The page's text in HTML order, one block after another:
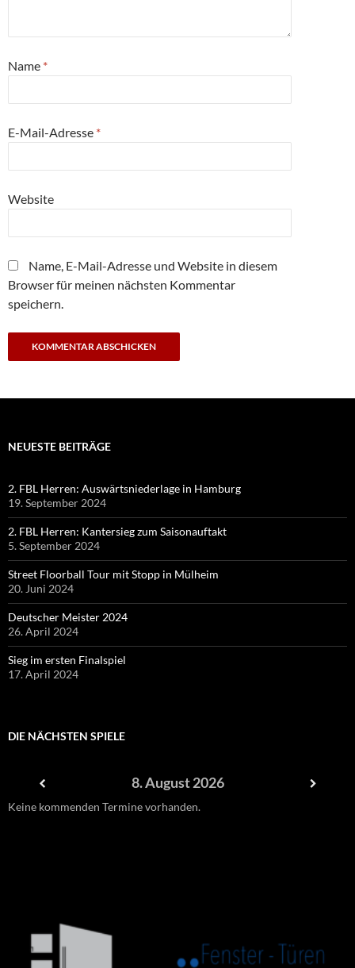
Name *
E-Mail-Adresse *
Website
Name, E-Mail-Adresse und Website in diesem
Browser für meinen nächsten Kommentar
speichern.
NEUESTE BEITRÄGE
2. FBL Herren: Auswärtsniederlage in Hamburg
19. September 2024
2. FBL Herren: Kantersieg zum Saisonauftakt
5. September 2024
Street Floorball Tour mit Stopp in Mülheim
20. Juni 2024
Deutscher Meister 2024
26. April 2024
Sieg im ersten Finalspiel
17. April 2024
DIE NÄCHSTEN SPIELE
8. August 2026
Keine kommenden Termine vorhanden.